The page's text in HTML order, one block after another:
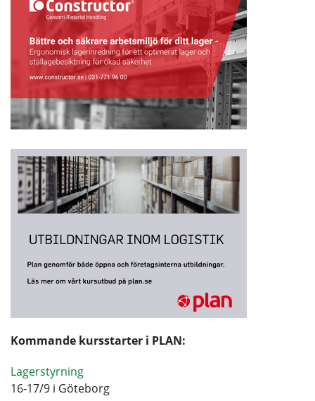
Kommande kursstarter i PLAN:
Lagerstyrning
16-17/9 i Göteborg